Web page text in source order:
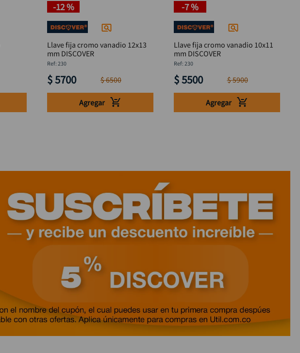
-12 %
Llave fija cromo vanadio 12x13
mm DISCOVER
:230
$5700 $6500
Agregar
-7 %
Llave fija cromo vanadio 10x11
mm DISCOVER
:230
$5500 $5900
Agregar